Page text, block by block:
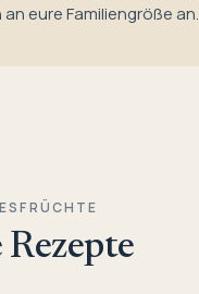
eure Familiengröße an.